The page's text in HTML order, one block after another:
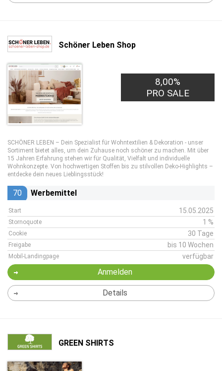
Schöner Leben Shop
8,00%
PRO SALE
SCHÖNER LEBEN – Dein Spezialist für Wohntextilien & Dekoration - unser
Sortiment bietet alles, um dein Zuhause noch schöner zu machen. Mit über
15 Jahren Erfahrung stehen wir für Qualität, Vielfalt und individuelle
Wohnkonzepte. Von hochwertigen Stoffen bis zu stilvollen Deko-Highlights –
entdecke dein neues Lieblingsstück!
70 Werbemittel
Start 15.05.2025
Stornoquote 1 %
Cookie 30 Tage
Freigabe bis 10 Wochen
Mobil-Landingpage verfügbar
Anmelden
Details
GREEN SHIRTS